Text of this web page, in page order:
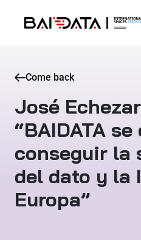
Come back
José
“BAIDATA
conseguir la
del dato y la
Europa”